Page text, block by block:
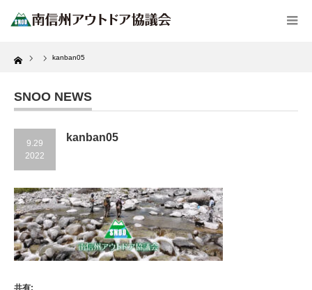
Home kanban05
SNOO NEWS
9.29
2022
kanban05
共有: